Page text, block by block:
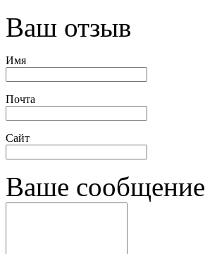
Ваш отзыв
Имя
Почта
Сайт
Ваше сообщение